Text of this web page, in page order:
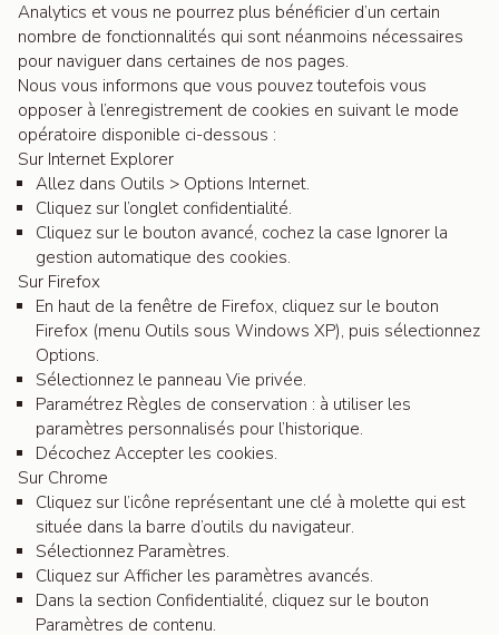
Analytics et vous ne pourrez plus bénéficier d’un certain
nombre de fonctionnalités qui sont néanmoins nécessaires
pour naviguer dans certaines de nos pages.
Nous vous informons que vous pouvez toutefois vous
opposer à l’enregistrement de cookies en suivant le mode
opératoire disponible ci-dessous :
Sur Internet Explorer
Allez dans Outils > Options Internet.
Cliquez sur l’onglet confidentialité.
Cliquez sur le bouton avancé, cochez la case Ignorer la
gestion automatique des cookies.
Sur Firefox
En haut de la fenêtre de Firefox, cliquez sur le bouton
Firefox (menu Outils sous Windows XP), puis sélectionnez
Options.
Sélectionnez le panneau Vie privée.
Paramétrez Règles de conservation : à utiliser les
paramètres personnalisés pour l’historique.
Décochez Accepter les cookies.
Sur Chrome
Cliquez sur l’icône représentant une clé à molette qui est
située dans la barre d’outils du navigateur.
Sélectionnez Paramètres.
Cliquez sur Afficher les paramètres avancés.
Dans la section Confidentialité, cliquez sur le bouton
Paramètres de contenu.